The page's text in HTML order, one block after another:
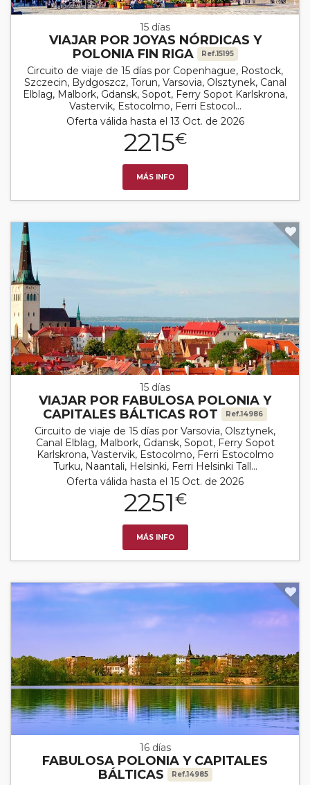
15 días
VIAJAR POR JOYAS NÓRDICAS Y
POLONIA FIN RIGA
Ref.15195
Circuito de viaje de 15 días por Copenhague, Rostock,
Szczecin, Bydgoszcz, Torun, Varsovia, Olsztynek, Canal
Elblag, Malbork, Gdansk, Sopot, Ferry Sopot Karlskrona,
Vastervik, Estocolmo, Ferri Estocol...
Oferta válida hasta el 13 Oct. de 2026
2215€
MÁS INFO
15 días
VIAJAR POR FABULOSA POLONIA Y
CAPITALES BÁLTICAS ROT
Ref.14986
Circuito de viaje de 15 días por Varsovia, Olsztynek,
Canal Elblag, Malbork, Gdansk, Sopot, Ferry Sopot
Karlskrona, Vastervik, Estocolmo, Ferri Estocolmo
Turku, Naantali, Helsinki, Ferri Helsinki Tall...
Oferta válida hasta el 15 Oct. de 2026
2251€
MÁS INFO
16 días
FABULOSA POLONIA Y CAPITALES
BÁLTICAS
Ref.14985